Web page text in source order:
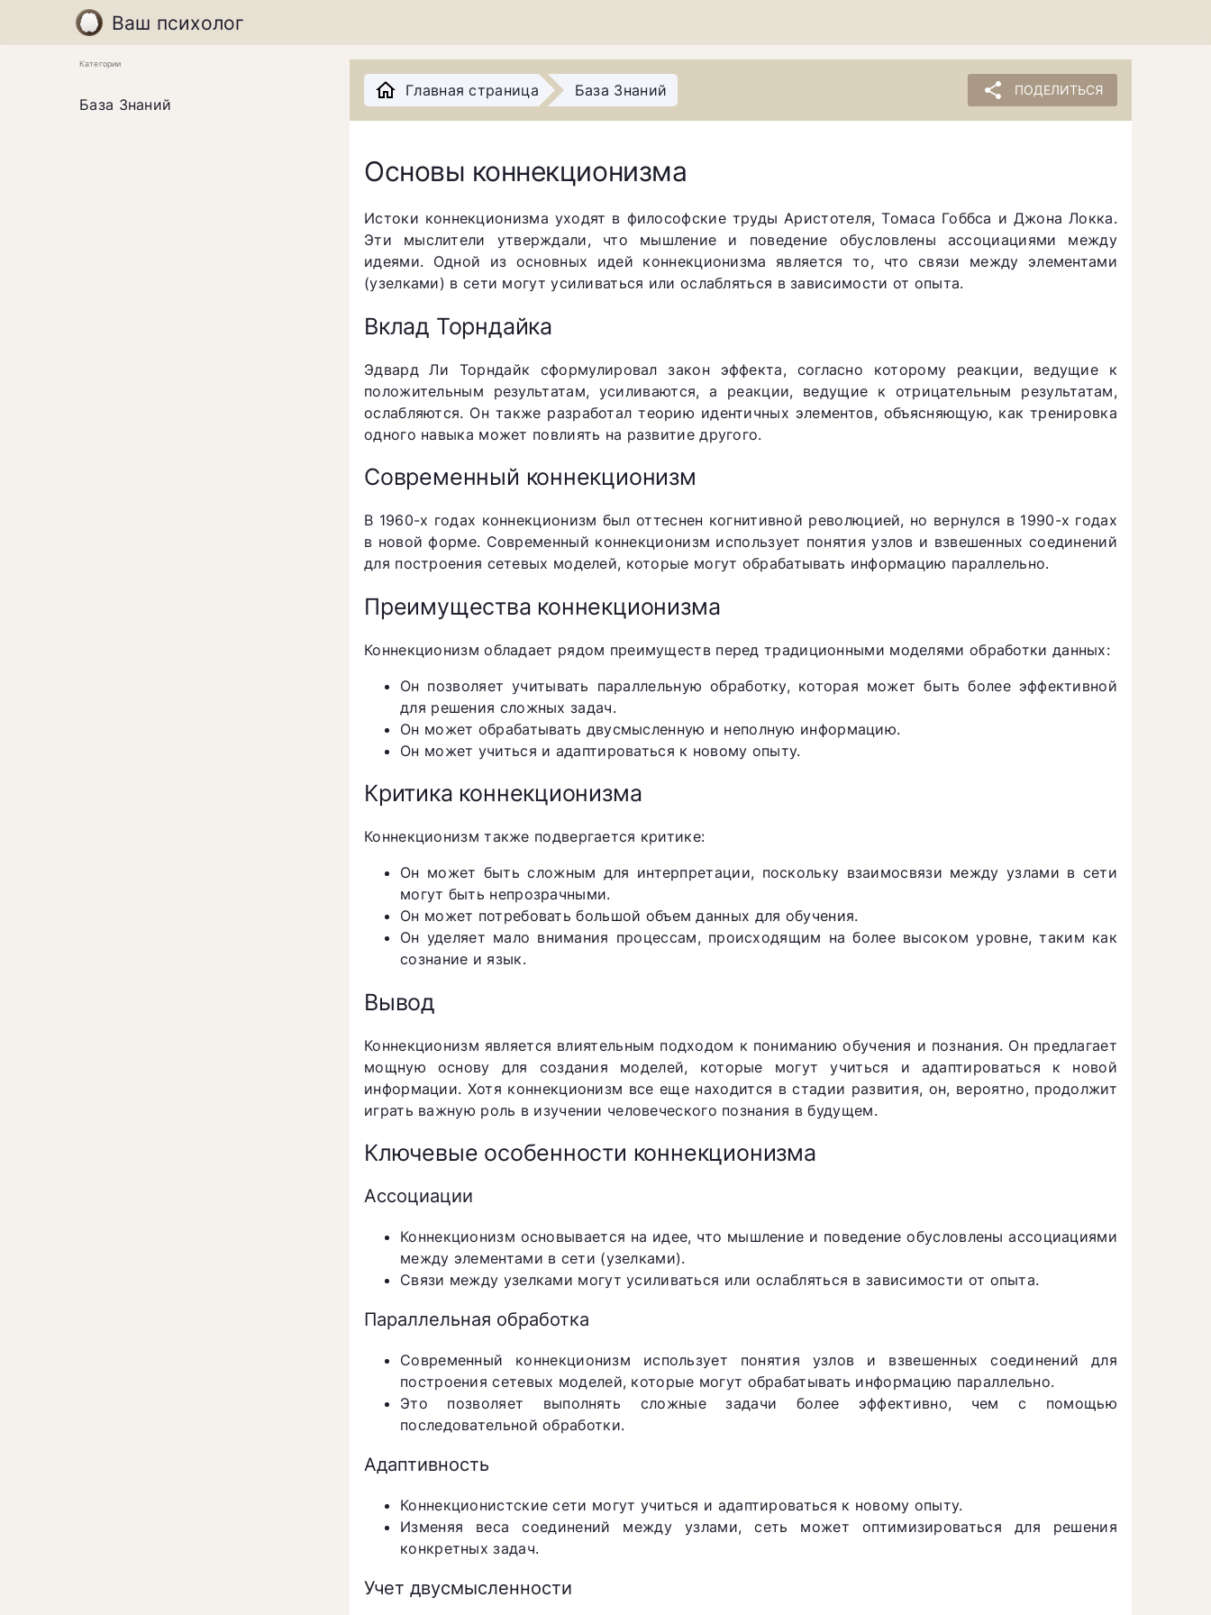
Ваш психолог
Категории
База Знаний
Главная страница База Знаний share ПОДЕЛИТЬСЯ
Основы коннекционизма
Истоки коннекционизма уходят в философские труды Аристотеля, Томаса Гоббса и Джона Локка.
Эти мыслители утверждали, что мышление и поведение обусловлены ассоциациями между
идеями. Одной из основных идей коннекционизма является то, что связи между элементами
(узелками) в сети могут усиливаться или ослабляться в зависимости от опыта.
Вклад Торндайка
Эдвард Ли Торндайк сформулировал закон эффекта, согласно которому реакции, ведущие к
положительным результатам, усиливаются, а реакции, ведущие к отрицательным результатам,
ослабляются. Он также разработал теорию идентичных элементов, объясняющую, как тренировка
одного навыка может повлиять на развитие другого.
Современный коннекционизм
В 1960-х годах коннекционизм был оттеснен когнитивной революцией, но вернулся в 1990-х годах
в новой форме. Современный коннекционизм использует понятия узлов и взвешенных соединений
для построения сетевых моделей, которые могут обрабатывать информацию параллельно.
Преимущества коннекционизма
Коннекционизм обладает рядом преимуществ перед традиционными моделями обработки данных:
Он позволяет учитывать параллельную обработку, которая может быть более эффективной
для решения сложных задач.
Он может обрабатывать двусмысленную и неполную информацию.
Он может учиться и адаптироваться к новому опыту.
Критика коннекционизма
Коннекционизм также подвергается критике:
Он может быть сложным для интерпретации, поскольку взаимосвязи между узлами в сети
могут быть непрозрачными.
Он может потребовать большой объем данных для обучения.
Он уделяет мало внимания процессам, происходящим на более высоком уровне, таким как
сознание и язык.
Вывод
Коннекционизм является влиятельным подходом к пониманию обучения и познания. Он предлагает
мощную основу для создания моделей, которые могут учиться и адаптироваться к новой
информации. Хотя коннекционизм все еще находится в стадии развития, он, вероятно, продолжит
играть важную роль в изучении человеческого познания в будущем.
Ключевые особенности коннекционизма
Ассоциации
Коннекционизм основывается на идее, что мышление и поведение обусловлены ассоциациями
между элементами в сети (узелками).
Связи между узелками могут усиливаться или ослабляться в зависимости от опыта.
Параллельная обработка
Современный коннекционизм использует понятия узлов и взвешенных соединений для
построения сетевых моделей, которые могут обрабатывать информацию параллельно.
Это позволяет выполнять сложные задачи более эффективно, чем с помощью
последовательной обработки.
Адаптивность
Коннекционистские сети могут учиться и адаптироваться к новому опыту.
Изменяя веса соединений между узлами, сеть может оптимизироваться для решения
конкретных задач.
Учет двусмысленности